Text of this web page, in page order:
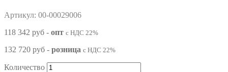
Артикул: 00-00029006
118 342 руб - опт с НДС 22%
132 720 руб - розница с НДС 22%
Количество